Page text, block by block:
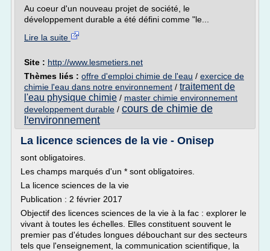
Au coeur d'un nouveau projet de société, le
développement durable a été défini comme "le...
Lire la suite
Site : http://www.lesmetiers.net
Thèmes liés : offre d'emploi chimie de l'eau / exercice de
chimie l'eau dans notre environnement / traitement de
l'eau physique chimie / master chimie environnement
developpement durable / cours de chimie de
l'environnement
La licence sciences de la vie - Onisep
sont obligatoires.
Les champs marqués d'un * sont obligatoires.
La licence sciences de la vie
Publication : 2 février 2017
Objectif des licences sciences de la vie à la fac : explorer le
vivant à toutes les échelles. Elles constituent souvent le
premier pas d'études longues débouchant sur des secteurs
tels que l'enseignement, la communication scientifique, la